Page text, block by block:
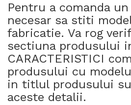
Pentru a comanda
necesar sa stiti
fabricatie. Va rog
sectiuna produsului
CARACTERISTICI
produsului cu
in titlul produsului
aceste detalii.